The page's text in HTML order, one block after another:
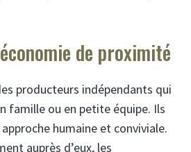
de proximité
producteurs indépendants qui
famille ou en petite équipe. Ils
humaine et conviviale.
auprès d’eux, les